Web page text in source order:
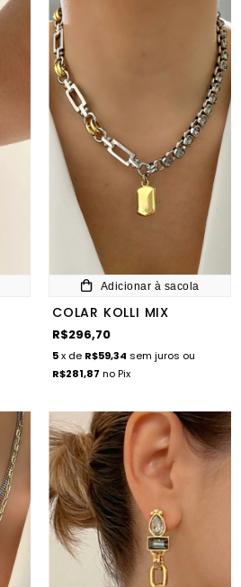
Adicionar à sacola
COLAR KOLLI MIX
R$296,70
5x de R$59,34 sem juros ou
R$281,87 no Pix